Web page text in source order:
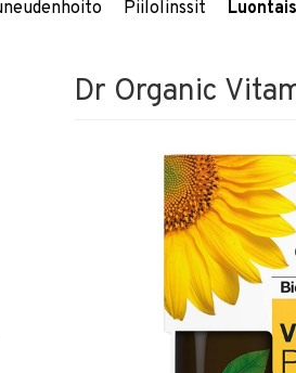
Piilolinssit
Dr Organic